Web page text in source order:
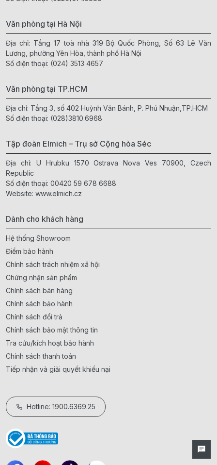
Văn phòng tại Hà Nội
Địa chỉ: Tầng 17 toà nhà 319 Bộ Quốc Phòng, Số 63 Lê Văn
Lương, phường Yên Hòa, thành phố Hà Nội
Số điện thoại: (024) 3513 4657
Văn phòng tại TP.HCM
Địa chỉ: Tầng 3, số 402 Huỳnh Văn Bánh, P. Phú Nhuận,TP.HCM
Số điện thoại: (028)3810.6968
Tập đoàn Elmich – Trụ sở Cộng hòa Séc
Địa chỉ: U Hrubku 1570 Ostrava Nova Ves 70900, Czech
Republic
Số điện thoại: 00420 59 678 6688
Website: www.elmich.cz
Dành cho khách hàng
Hệ thống Showroom
Điểm bảo hành
Chính sách trách nhiệm xã hội
Chứng nhận sản phẩm
Chính sách bán hàng
Chính sách bảo hành
Chính sách đổi trả
Chính sách bảo mật thông tin
Tra cứu/kích hoạt bảo hành
Chính sách thanh toán
Tiếp nhận và giải quyết khiếu nại
Hotline: 1900.6369.25